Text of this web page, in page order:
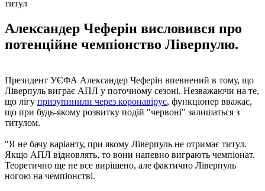
Александер Чеферін висловився про
потенційне чемпіонство Ліверпулю.
Президент УЄФА Александер Чеферін впевнений в тому, що
Ліверпуль виграє АПЛ у поточному сезоні. Незважаючи на те,
що лігу призупинили через коронавірус, функціонер вважає,
що при будь-якому розвитку подій "червоні" залишаться з
титулом.
"Я не бачу варіанту, при якому Ліверпуль не отримає титул.
Якщо АПЛ відновлять, то вони напевно виграють чемпіонат.
Теоретично ще не все вирішено, але фактично Ліверпуль
ногою на чемпіонстві.